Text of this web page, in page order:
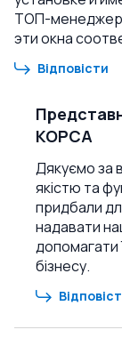
ТОП-
эти окна
Відповісти
КОРСА
Дякуємо за
якістю та
придбали
надавати
допомагати
бізнесу.